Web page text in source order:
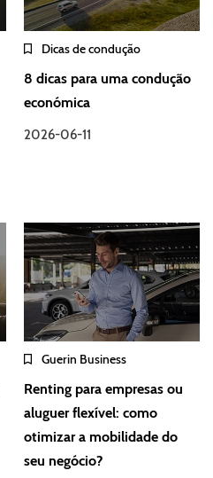
Dicas de condução
8 dicas para uma condução
económica
2026-06-11
Guerin Business
Renting para empresas ou
aluguer flexível: como
otimizar a mobilidade do
seu negócio?